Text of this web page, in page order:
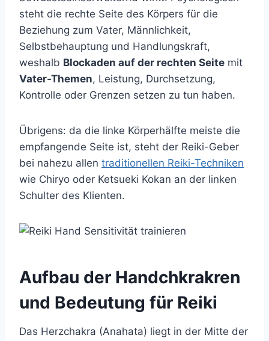
steht die rechte Seite des Körpers für die
Beziehung zum Vater, Männlichkeit,
Selbstbehauptung und Handlungskraft,
weshalb Blockaden auf der rechten Seite mit
Vater-Themen, Leistung, Durchsetzung,
Kontrolle oder Grenzen setzen zu tun haben.
Übrigens: da die linke Körperhälfte meiste die
empfangende Seite ist, steht der Reiki-Geber
bei nahezu allen traditionellen Reiki-Techniken
wie Chiryo oder Ketsueki Kokan an der linken
Schulter des Klienten.
Aufbau der Handchkrakren
und Bedeutung für Reiki
Das Herzchakra (Anahata) liegt in der Mitte der